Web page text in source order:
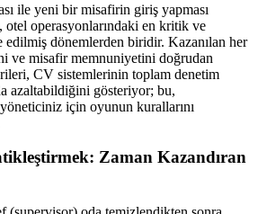
ile yeni bir misafirin giriş yapması
otel operasyonlarındaki en kritik ve
dönemlerden biridir. Kazanılan her
ve misafir memnuniyetini doğrudan
CV sistemlerinin toplam denetim
azaltabildiğini gösteriyor; bu,
için oyunun kurallarını
Zaman Kazandıran